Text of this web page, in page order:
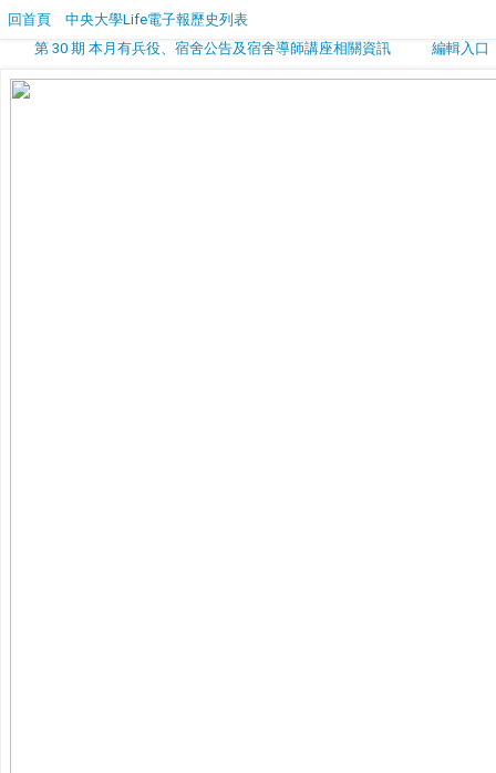
回首頁
中央大學Life電子報歷史列表
第 30 期 本月有兵役、宿舍公告及宿舍導師講座相關資訊
編輯入口